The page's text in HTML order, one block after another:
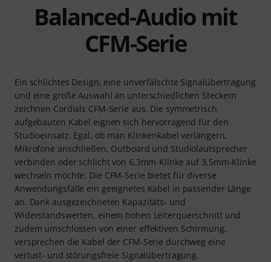
Balanced-Audio mit
CFM-Serie
Ein schlichtes Design, eine unverfälschte Signalübertragung
und eine große Auswahl an unterschiedlichen Steckern
zeichnen Cordials CFM-Serie aus. Die symmetrisch
aufgebauten Kabel eignen sich hervorragend für den
Studioeinsatz. Egal, ob man Klinkenkabel verlängern,
Mikrofone anschließen, Outboard und Studiolautsprecher
verbinden oder schlicht von 6,3mm-Klinke auf 3,5mm-Klinke
wechseln möchte: Die CFM-Serie bietet für diverse
Anwendungsfälle ein geeignetes Kabel in passender Länge
an. Dank ausgezeichneten Kapazitäts- und
Widerstandswerten, einem hohen Leiterquerschnitt und
zudem umschlossen von einer effektiven Schirmung,
versprechen die Kabel der CFM-Serie durchweg eine
verlust- und störungsfreie Signalübertragung.